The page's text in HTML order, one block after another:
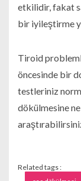
etkilidir, fakat
bir iyileştirme
Tiroid
öncesinde bir
testleriniz
dökülmesine
Related tags :